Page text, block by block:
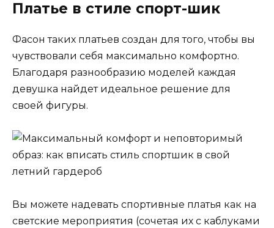
Платье в стиле спорт-шик
Фасон таких платьев создан для того, чтобы вы
чувствовали себя максимально комфортно.
Благодаря разнообразию моделей каждая
девушка найдет идеальное решение для
своей фигуры.
Вы можете надевать спортивные платья как на
светские мероприятия (сочетая их с каблуками